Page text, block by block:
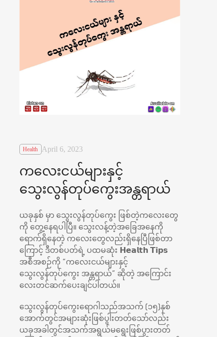
Health April 6, 2023
ကလေးငယ်များနှင့်
သွေးလွန်တုပ်ကွေးအန္တရာယ်
ယခုနှစ် မှာ သွေးလွန်တုပ်ကွေး ဖြစ်တဲ့ကလေးတွေ
ကို တွေ့နေရပါပြီ။ သွေးလန့်တဲ့အခြေအနေကို
ရောက်ရှိနေတဲ့ ကလေးတွေလည်းရှိနေပြီဖြစ်တာ
ကြောင့် ဒီတစ်ပတ်ရဲ့ ပထမဆုံး 𝗛𝗲𝗮𝗹𝘁𝗵 𝗧𝗶𝗽𝘀
အစီအစဉ်ကို “ကလေးငယ်များနှင့်
သွေးလွန်တုပ်ကွေး အန္တရာယ်” ဆိုတဲ့ အကြောင်း
လေးတင်ဆက်ပေးချင်ပါတယ်။
သွေးလွန်တုပ်ကွေးရောဂါသည်အသက် (၁၅)နှစ်
အောက်တွင်အများဆုံးဖြစ်ပွါးတတ်သော်လည်း
ယခုအခါတွင်အသက်အရွယ်မရွေးဖြစ်ပွားတတ်